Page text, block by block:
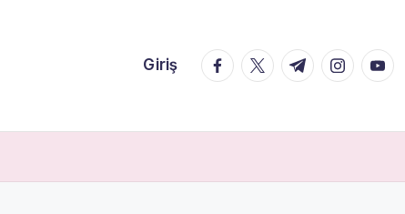
Giriş facebook.com
twitter.com
t.me